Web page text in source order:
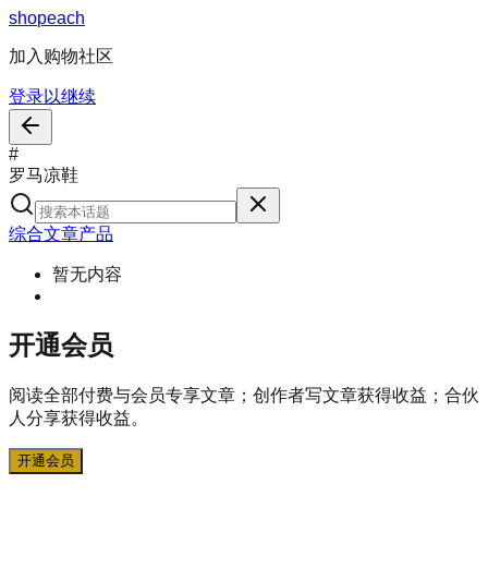
shopeach
加入购物社区
登录以继续
#
罗马凉鞋
综合文章产品
暂无内容
开通会员
阅读全部付费与会员专享文章；创作者写文章获得收益；合伙
人分享获得收益。
开通会员